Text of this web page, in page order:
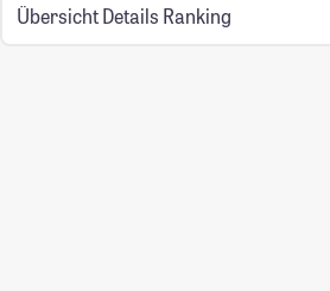
Übersicht Details Ranking